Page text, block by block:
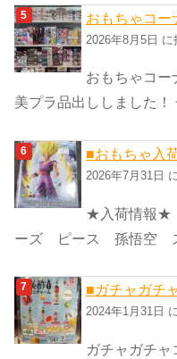
おもちゃコー
2026年8月5日 に
おもちゃコー
美プラ品出ししました！
■おもちゃ入
2026年7月31日
★入荷情報★
ーズ ピース 孫悟空 ス
■ガチャガチ
2024年1月31日
ガチャガチャ